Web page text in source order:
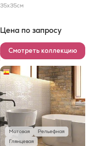
35x35см
Цена по запросу
Смотреть коллекцию
Матовая
Рельефная
Глянцевая